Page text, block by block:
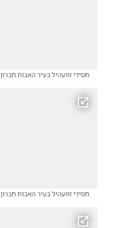
חסידי זוועהיל בעיר האבות חברון
חסידי זוועהיל בעיר האבות חברון